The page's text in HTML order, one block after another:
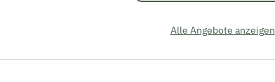
Alle Angebote anzeigen